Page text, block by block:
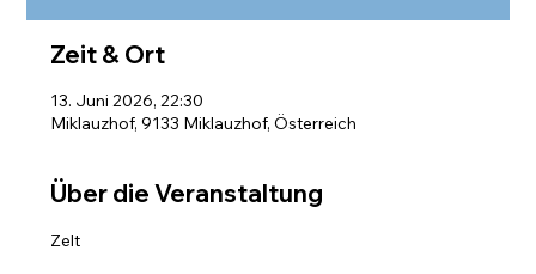
Zeit & Ort
13. Juni 2026, 22:30
Miklauzhof, 9133 Miklauzhof, Österreich
Über die Veranstaltung